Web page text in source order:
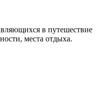
в путешествие
места отдыха.